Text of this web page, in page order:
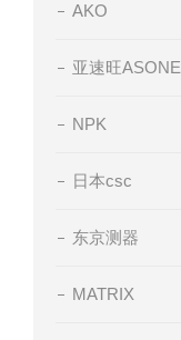
AKO
亚速旺ASONE
NPK
日本csc
东京测器
MATRIX